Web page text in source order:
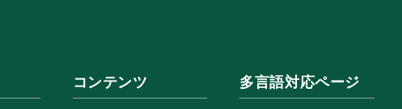
コンテンツ 多言語対応ページ